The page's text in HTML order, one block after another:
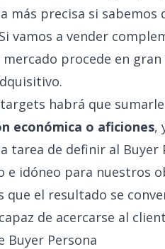
más precisa si sabemos
vamos a vender
procede en
habrá que
económica o aficiones,
tarea de definir al
e idóneo para nuestros
que el resultado se
capaz de acercarse al
Buyer Persona